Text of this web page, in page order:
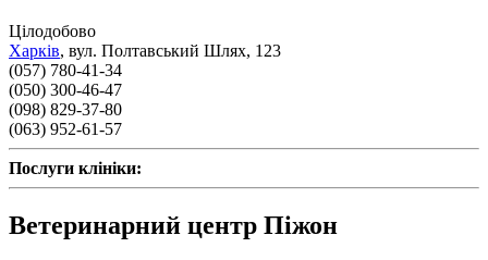
Цілодобово
Харків, вул. Полтавський Шлях, 123
(057) 780-41-34
(050) 300-46-47
(098) 829-37-80
(063) 952-61-57
Послуги клініки:
Ветеринарний центр Піжон